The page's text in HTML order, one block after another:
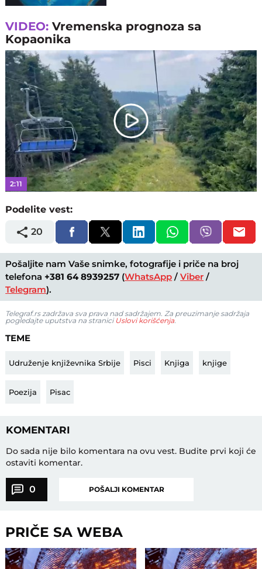
VIDEO:Vremenska prognoza sa
Kopaonika
Play
Video
2:11
Podelite vest:
20
Pošaljite nam Vaše snimke, fotografije i priče na broj
telefona +381 64 8939257 (WhatsApp /Viber /
Telegram).
Telegraf.rs zadržava sva prava nad sadržajem. Za preuzimanje sadržaja
pogledajte uputstva na stranici Uslovi korišćenja.
TEME
Udruženje književnika Srbije Pisci Knjiga knjige
Poezija Pisac
KOMENTARI
Do sada nije bilo komentara na ovu vest. Budite prvi koji će
ostaviti komentar.
0 POŠALJI KOMENTAR
PRIČE SA WEBA